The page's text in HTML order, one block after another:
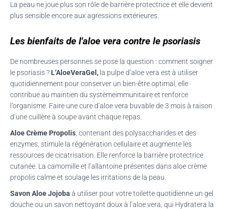
La peau ne joue plus son rôle de barrière protectrice et elle devient
plus sensible encore aux agressions extérieures.
Les bienfaits de l'aloe vera contre le psoriasis
De nombreuses personnes se pose la question : comment soigner
le psoriasis ? L’AloeVeraGel, la pulpe d’aloevera est à utiliser
quotidiennement pour conserver un bien-être optimal, elle
contribue au maintien du systèmeimmunitaire et renforce
l’organisme. Faire une cure d’aloevera buvable de 3 mois à raison
d’une cuillère à soupe avant chaque repas.
AloeCrème Propolis contenant des polysaccharideset des
enzymes, stimule la régénération cellulaire et augmente les
ressources de cicatrisation. Elle renforce la barrière protectrice
cutanée. La camomille et l’allantoïne présentes dansaloecrème
propolis calme et soulage les irritations de la peau.
Savon AloeJojoba à utiliser pour votre toilette quotidienne un gel
douche ou un savon nettoyant doux à l’aloevera , qui Hydratera la